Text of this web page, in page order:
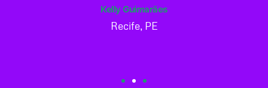
Kelly Guimarães
Recife, PE